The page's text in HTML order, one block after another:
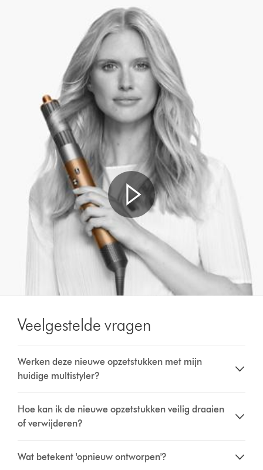
openen
Veelgestelde vragen
Werken deze nieuwe opzetstukken met mijn
huidige multistyler?
Hoe kan ik de nieuwe opzetstukken veilig draaien
of verwijderen?
Wat betekent 'opnieuw ontworpen'?